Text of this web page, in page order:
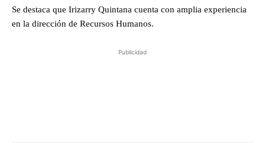
Se destaca que Irizarry Quintana cuenta con amplia experiencia
en la dirección de Recursos Humanos.
Publicidad